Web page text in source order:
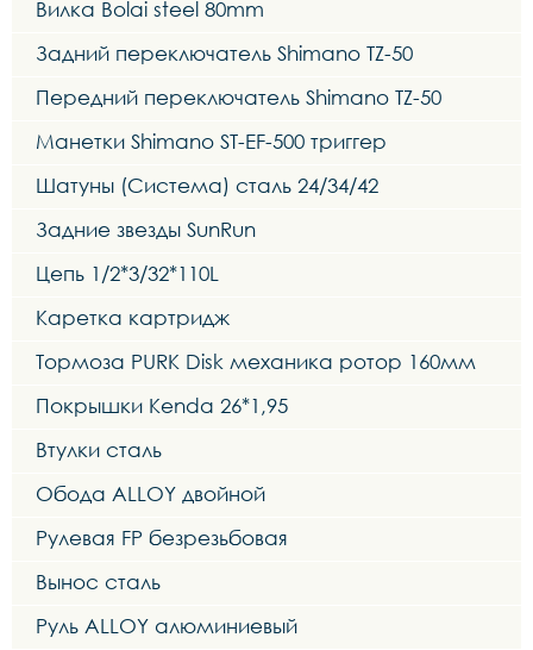
Вилка Bolai steel 80mm
Задний переключатель Shimano TZ-50
Передний переключатель Shimano TZ-50
Манетки Shimano ST-EF-500 триггер
Шатуны (Система) сталь 24/34/42
Задние звезды SunRun
Цепь 1/2*3/32*110L
Каретка картридж
Тормоза PURK Disk механика ротор 160мм
Покрышки Kenda 26*1,95
Втулки сталь
Обода ALLOY двойной
Рулевая FP безрезьбовая
Вынос сталь
Руль ALLOY алюминиевый